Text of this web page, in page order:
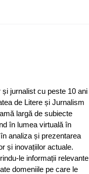
jurnalist cu peste 10 ani
de Litere și Jurnalism
largă de subiecte
în lumea virtuală în
analiza și prezentarea
și inovațiilor actuale.
le informații relevante
domeniile pe care le